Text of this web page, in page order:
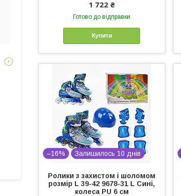
1 722 ₴
Готово до відправки
Купити
–16% Залишилось 10 днів
Ролики з захистом і шоломом
розмір L 39-42 9678-31 L Сині,
колеса PU 6 см